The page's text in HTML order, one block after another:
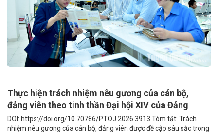
Thực hiện trách nhiệm nêu gương của cán bộ,
đảng viên theo tinh thần Đại hội XIV của Đảng
DOI: https://doi.org/10.70786/PTOJ.2026.3913 Tóm tắt: Trách
nhiệm nêu gương của cán bộ, đảng viên được đề cập sâu sắc trong